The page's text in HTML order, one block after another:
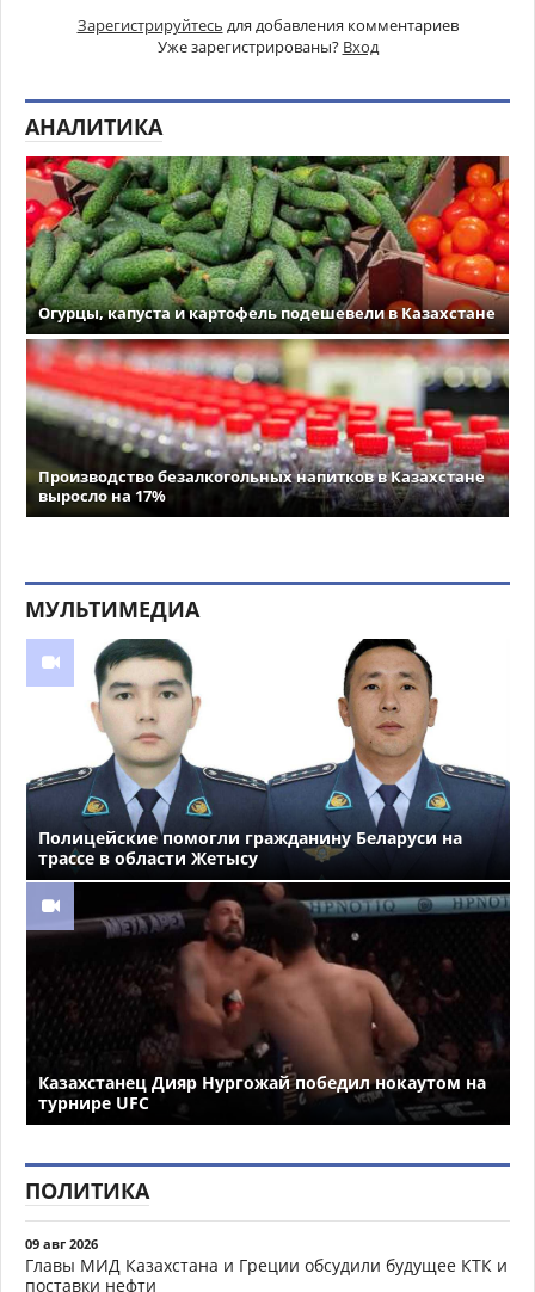
Зарегистрируйтесь для добавления комментариев
Уже зарегистрированы? Вход
АНАЛИТИКА
Огурцы, капуста и картофель подешевели в Казахстане
Производство безалкогольных напитков в Казахстане
выросло на 17%
МУЛЬТИМЕДИА
Полицейские помогли гражданину Беларуси на
трассе в области Жетысу
Казахстанец Дияр Нургожай победил нокаутом на
турнире UFC
ПОЛИТИКА
09 авг 2026
Главы МИД Казахстана и Греции обсудили будущее КТК и
поставки нефти